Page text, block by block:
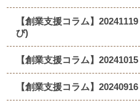
【創業支援コラム】
び)
【創業支援コラム】
【創業支援コラム】